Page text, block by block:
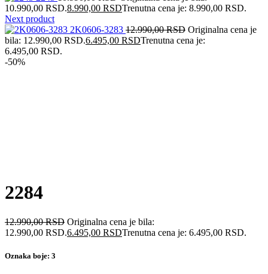
10.990,00 RSD.8.990,00 RSDTrenutna cena je: 8.990,00 RSD.
Next product
2K0606-3283 12.990,00RSD Originalna cena je
bila: 12.990,00 RSD.6.495,00 RSDTrenutna cena je:
6.495,00 RSD.
-50%
2284
12.990,00RSD Originalna cena je bila:
12.990,00 RSD.6.495,00 RSDTrenutna cena je: 6.495,00 RSD.
Oznaka boje: 3